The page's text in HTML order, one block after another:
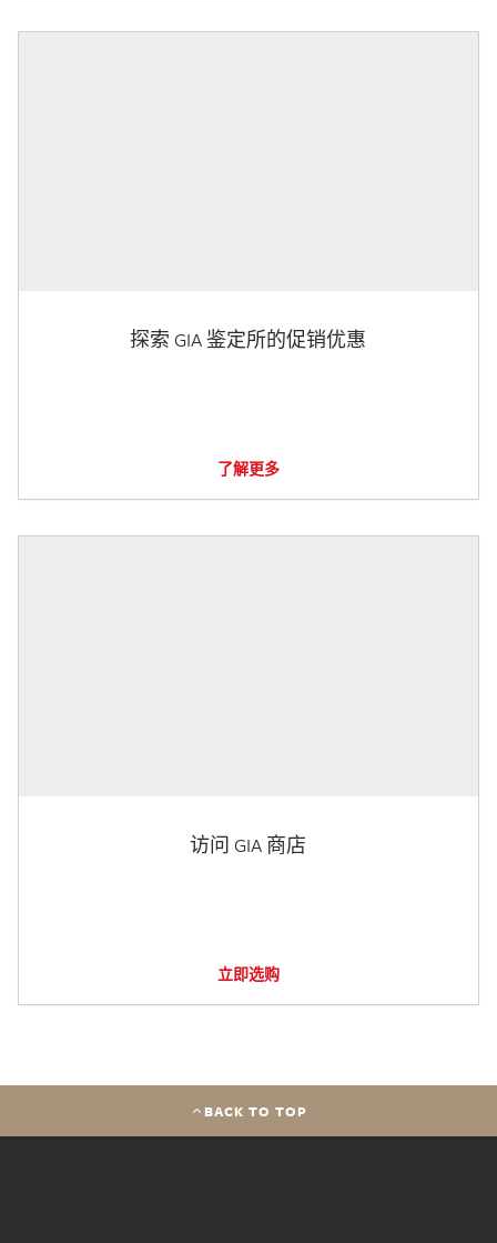
探索 GIA 鉴定所的促销优惠
了解更多
访问 GIA 商店
立即选购
BACK TO TOP